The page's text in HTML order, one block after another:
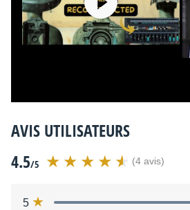
AVIS UTILISATEURS
4.5/5 (4 avis)
5